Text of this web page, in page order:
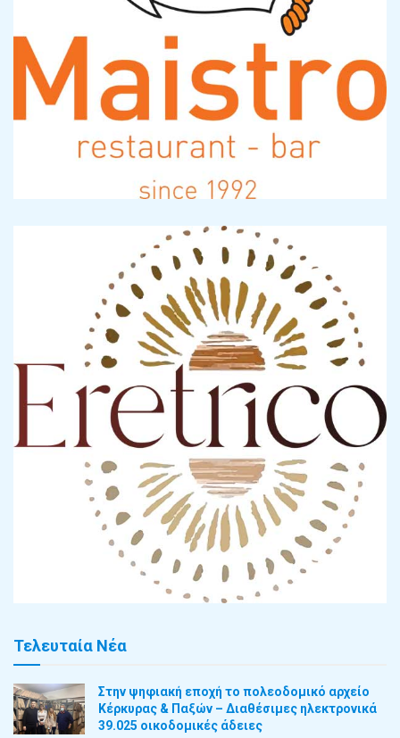
Τελευταία Νέα
Στην ψηφιακή εποχή το πολεοδομικό αρχείο
Κέρκυρας & Παξών – Διαθέσιμες ηλεκτρονικά
39.025 οικοδομικές άδειες